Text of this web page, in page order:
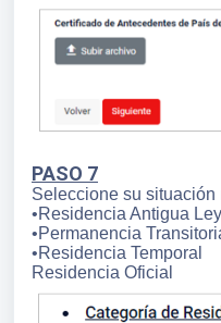
PASO 7
Seleccione su situación
•Residencia Antigua
•Permanencia
•Residencia Temporal
Residencia Oficial